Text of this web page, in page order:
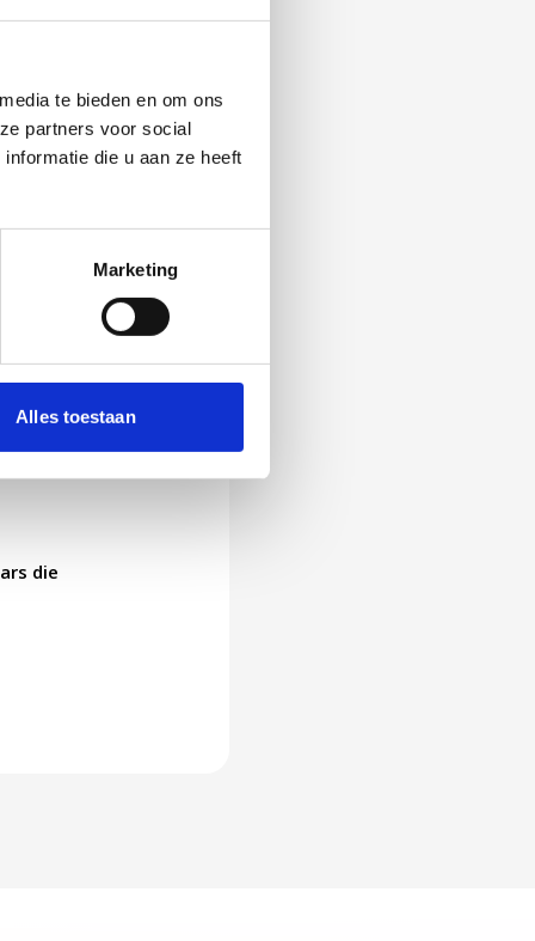
te bieden en om ons
partners voor social
die u aan ze heeft
Marketing
Alles toestaan
zij de vraag
die